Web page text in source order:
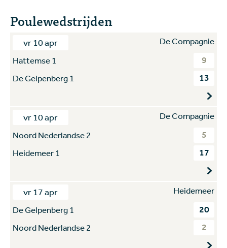
Poulewedstrijden
vr 10 apr
De Compagnie
Hattemse 1
9
De Gelpenberg 1 13
vr 10 apr
De Compagnie
Noord Nederlandse 2
5
Heidemeer 1 17
vr 17 apr
Heidemeer
De Gelpenberg 1
20
Noord Nederlandse 2 2